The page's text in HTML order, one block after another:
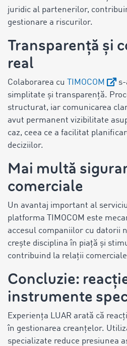
juridic al partenerilor,
gestionare a riscurilor.
Transparență și
real
Colaborarea cu TIMOCOM
s-
simplitate și transparență.
structurat, iar comunicarea
avut permanent vizibilitate
caz, ceea ce a facilitat
deciziilor.
Mai multă
comerciale
Un avantaj important al
platforma TIMOCOM este
accesul companiilor cu datorii
crește disciplina în piață și
contribuind la relații
Concluzie:
instrumente
Experiența LUAR arată că
în gestionarea creanțelor.
specializate reduce presiunea